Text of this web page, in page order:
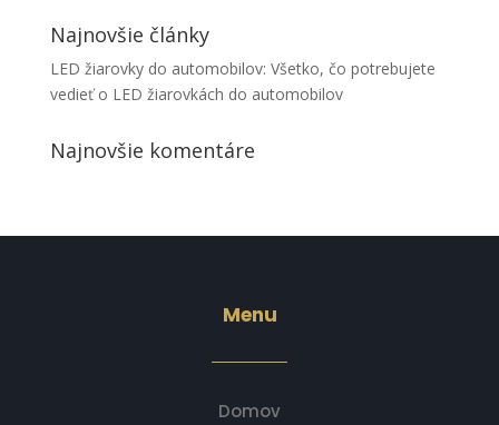
Najnovšie články
LED žiarovky do automobilov: Všetko, čo potrebujete
vedieť o LED žiarovkách do automobilov
Najnovšie komentáre
Menu
Domov